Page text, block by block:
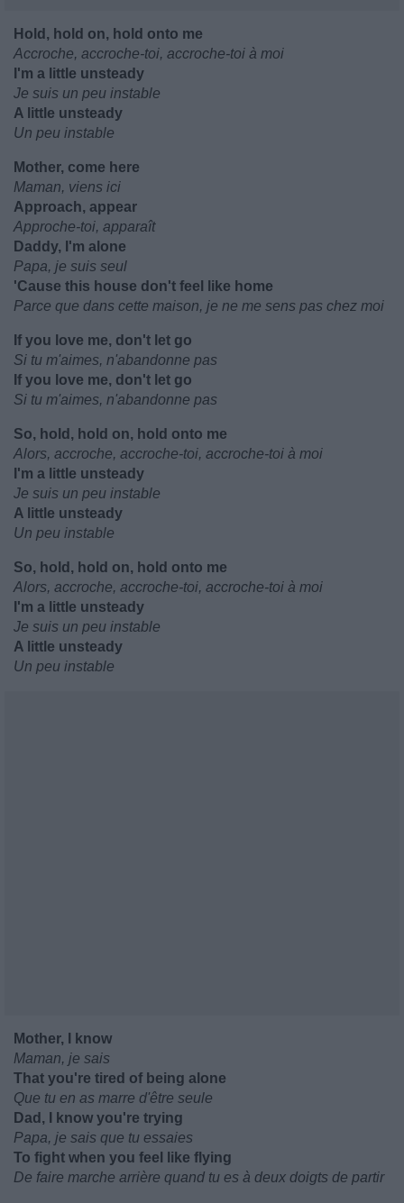
Hold, hold on, hold onto me
Accroche, accroche-toi, accroche-toi à moi
I'm a little unsteady
Je suis un peu instable
A little unsteady
Un peu instable
Mother, come here
Maman, viens ici
Approach, appear
Approche-toi, apparaît
Daddy, I'm alone
Papa, je suis seul
'Cause this house don't feel like home
Parce que dans cette maison, je ne me sens pas chez moi
If you love me, don't let go
Si tu m'aimes, n'abandonne pas
If you love me, don't let go
Si tu m'aimes, n'abandonne pas
So, hold, hold on, hold onto me
Alors, accroche, accroche-toi, accroche-toi à moi
I'm a little unsteady
Je suis un peu instable
A little unsteady
Un peu instable
So, hold, hold on, hold onto me
Alors, accroche, accroche-toi, accroche-toi à moi
I'm a little unsteady
Je suis un peu instable
A little unsteady
Un peu instable
Mother, I know
Maman, je sais
That you're tired of being alone
Que tu en as marre d'être seule
Dad, I know you're trying
Papa, je sais que tu essaies
To fight when you feel like flying
De faire marche arrière quand tu es à deux doigts de partir